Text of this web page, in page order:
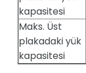
kapasitesi
Maks. Üst
plakadaki yük
kapasitesi